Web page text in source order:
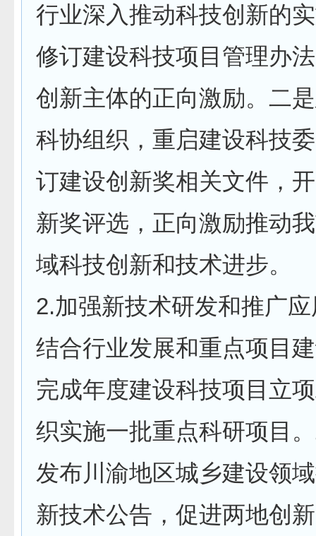
行业深入推动科技创新的
修订建设科技项目管理办
创新主体的正向激励。二
科协组织，重启建设科技
订建设创新奖相关文件，
新奖评选，正向激励推动
域科技创新和技术进步。
2.加强新技术研发和推广
结合行业发展和重点项目
完成年度建设科技项目立
织实施一批重点科研项目
发布川渝地区城乡建设领
新技术公告，促进两地创